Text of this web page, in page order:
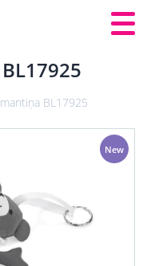
BL17925
New